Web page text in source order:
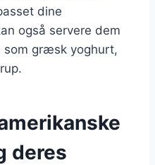
dine
også servere dem
som græsk yoghurt,
deres